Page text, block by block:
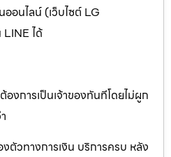
อนไลน์ (เว็บไซต์ LG
ได้
งการเป็นเจ้าของทันทีโดยไม่ผูก
วทางการเงิน บริการครบ หลัง